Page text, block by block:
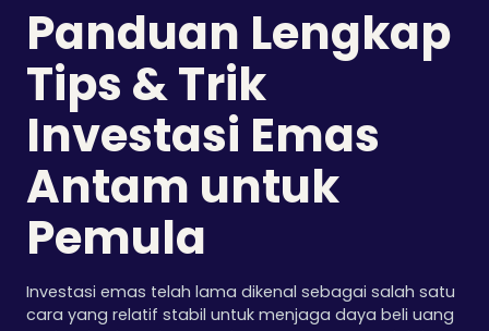
Panduan Lengkap
Tips & Trik
Investasi Emas
Antam untuk
Pemula
Investasi emas telah lama dikenal sebagai salah satu
cara yang relatif stabil untuk menjaga daya beli uang